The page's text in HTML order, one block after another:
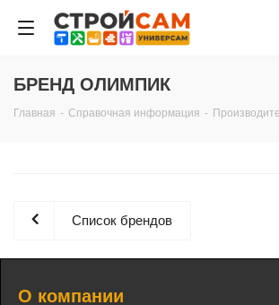
БРЕНД ОЛИМПИК
Главная - Справочная информация -
Список брендов
О компании